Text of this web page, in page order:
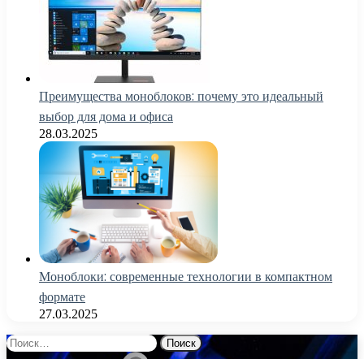
Преимущества моноблоков: почему это идеальный
выбор для дома и офиса
28.03.2025
Моноблоки: современные технологии в компактном
формате
27.03.2025
Найти: